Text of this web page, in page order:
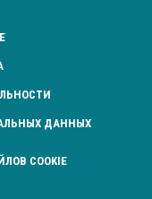
ДАННЫХ
COOKIE